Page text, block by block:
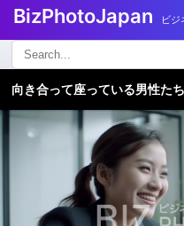
BizPhotoJapan ビジ
検
索:
向き合って座っている男性た